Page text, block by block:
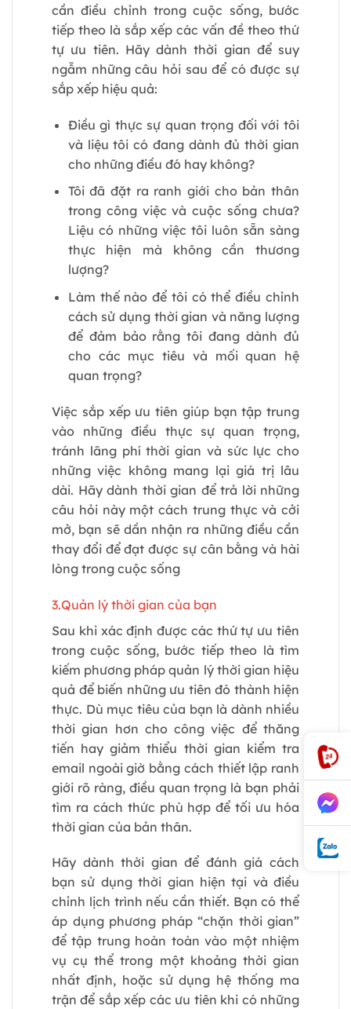
cần điều chỉnh trong cuộc sống, bước
tiếp theo là sắp xếp các vấn đề theo thứ
tự ưu tiên. Hãy dành thời gian để suy
ngẫm những câu hỏi sau để có được sự
sắp xếp hiệu quả:
Điều gì thực sự quan trọng đối với tôi
và liệu tôi có đang dành đủ thời gian
cho những điều đó hay không?
Tôi đã đặt ra ranh giới cho bản thân
trong công việc và cuộc sống chưa?
Liệu có những việc tôi luôn sẵn sàng
thực hiện mà không cần thương
lượng?
Làm thế nào để tôi có thể điều chỉnh
cách sử dụng thời gian và năng lượng
để đảm bảo rằng tôi đang dành đủ
cho các mục tiêu và mối quan hệ
quan trọng?
Việc sắp xếp ưu tiên giúp bạn tập trung
vào những điều thực sự quan trọng,
tránh lãng phí thời gian và sức lực cho
những việc không mang lại giá trị lâu
dài. Hãy dành thời gian để trả lời những
câu hỏi này một cách trung thực và cởi
mở, bạn sẽ dần nhận ra những điều cần
thay đổi để đạt được sự cân bằng và hài
lòng trong cuộc sống
3.Quản lý thời gian của bạn
Sau khi xác định được các thứ tự ưu tiên
trong cuộc sống, bước tiếp theo là tìm
kiếm phương pháp quản lý thời gian hiệu
quả để biến những ưu tiên đó thành hiện
thực. Dù mục tiêu của bạn là dành nhiều
thời gian hơn cho công việc để thăng
tiến hay giảm thiểu thời gian kiểm tra
email ngoài giờ bằng cách thiết lập ranh
giới rõ ràng, điều quan trọng là bạn phải
tìm ra cách thức phù hợp để tối ưu hóa
thời gian của bản thân.
Hãy dành thời gian để đánh giá cách
bạn sử dụng thời gian hiện tại và điều
chỉnh lịch trình nếu cần thiết. Bạn có thể
áp dụng phương pháp “chặn thời gian”
để tập trung hoàn toàn vào một nhiệm
vụ cụ thể trong một khoảng thời gian
nhất định, hoặc sử dụng hệ thống ma
trận để sắp xếp các ưu tiên khi có những